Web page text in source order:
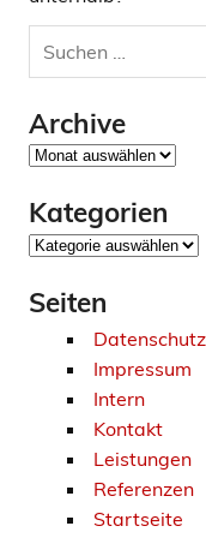
Archive
Archive
Kategorien
Kategorien
Seiten
Impressum
Intern
Kontakt
Leistungen
Referenzen
Startseite